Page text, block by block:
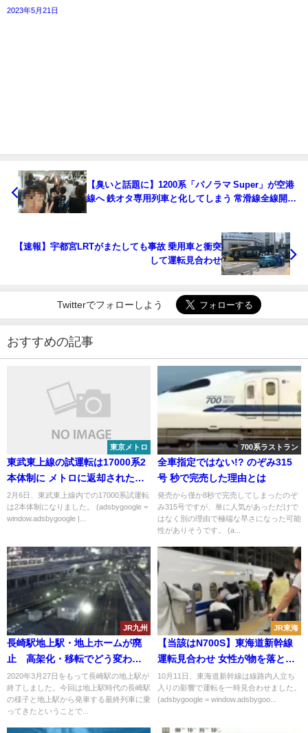
2023年5月21日
【臭いと話題に】1200系「パノラマ Super」が空港
線へ 鉄オタ専用列車と化してしまう 常滑線全線開通
【速報】宇都宮LRTがまたしても事故 乗用車と衝突
して運転見合わせ
Twitterでフォローしよう
おすすめの記事
東京メトロ
東武東上線の試運転は17000系2
本体制に メトロに返却されたは
ずの17102Fが助っ人に
2月6日、東武東上線内での17000系試運転
は2本体制になりました。 (adsbygoogle =
window.adsbygoogle |...
700系ラストラン
全車指定ではない!? のぞみ315
号 秒で完売した理由とは
発売から僅か8秒で完売してしまったのぞ
み315号ですが、単に人気があっただけで
はなく別の理由で極端な早さになった可能
性がありそうです。 (a...
JR九州
長崎駅地上駅・地上ホームが廃
止 高架化・移転でどう変わ
る？
2020年3月27日をもって長崎駅の地上駅が
終了しました。今回は地上駅時代の長崎駅
の様子と地上駅から発車する最終列車に乗
ってきたということで...
JR東海
【当該はN700S】東海道新幹線
運転見合わせ 女性が物を落とし
て線路に立ち入る
10月11日、東海道新幹線は線路内人立ち
入りの影響で運転を一時見合わせました。
(adsbygoogle = window.adsbygoo...